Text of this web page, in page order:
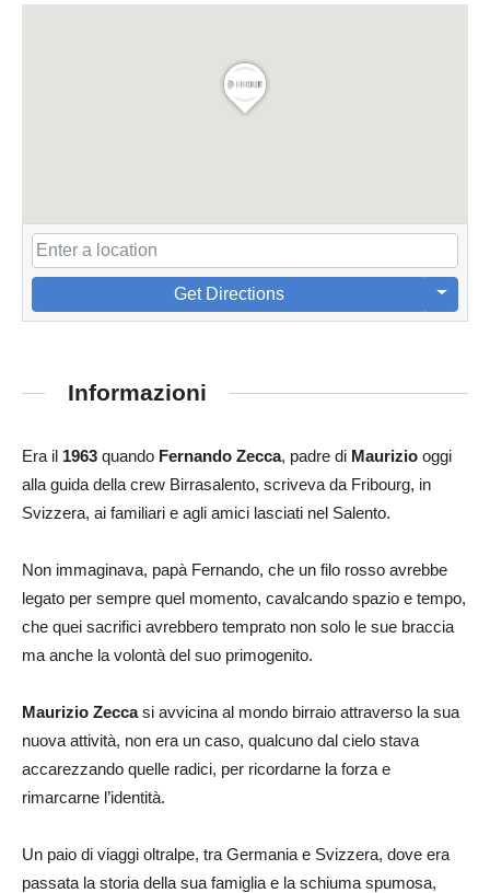
Get Directions
Informazioni
Era il 1963 quando Fernando Zecca, padre di Maurizio oggi
alla guida della crew Birrasalento, scriveva da Fribourg, in
Svizzera, ai familiari e agli amici lasciati nel Salento.
Non immaginava, papà Fernando, che un filo rosso avrebbe
legato per sempre quel momento, cavalcando spazio e tempo,
che quei sacrifici avrebbero temprato non solo le sue braccia
ma anche la volontà del suo primogenito.
Maurizio Zeccasi avvicina al mondo birraio attraverso la sua
nuova attività, non era un caso, qualcuno dal cielo stava
accarezzando quelle radici, per ricordarne la forza e
rimarcarne l’identità.
Un paio di viaggi oltralpe, tra Germania e Svizzera, dove era
passata la storia della sua famiglia e la schiuma spumosa,